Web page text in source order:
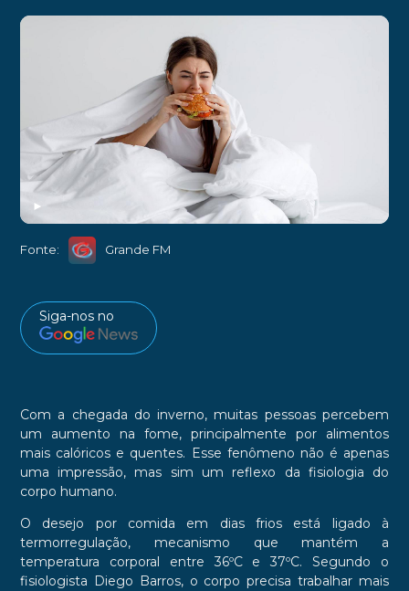
►
Fonte: Grande FM
Siga-nos no
Com a chegada do inverno, muitas pessoas percebem
um aumento na fome, principalmente por alimentos
mais calóricos e quentes. Esse fenômeno não é apenas
uma impressão, mas sim um reflexo da fisiologia do
corpo humano.
O desejo por comida em dias frios está ligado à
termorregulação, mecanismo que mantém a
temperatura corporal entre 36ºC e 37ºC. Segundo o
fisiologista Diego Barros, o corpo precisa trabalhar mais